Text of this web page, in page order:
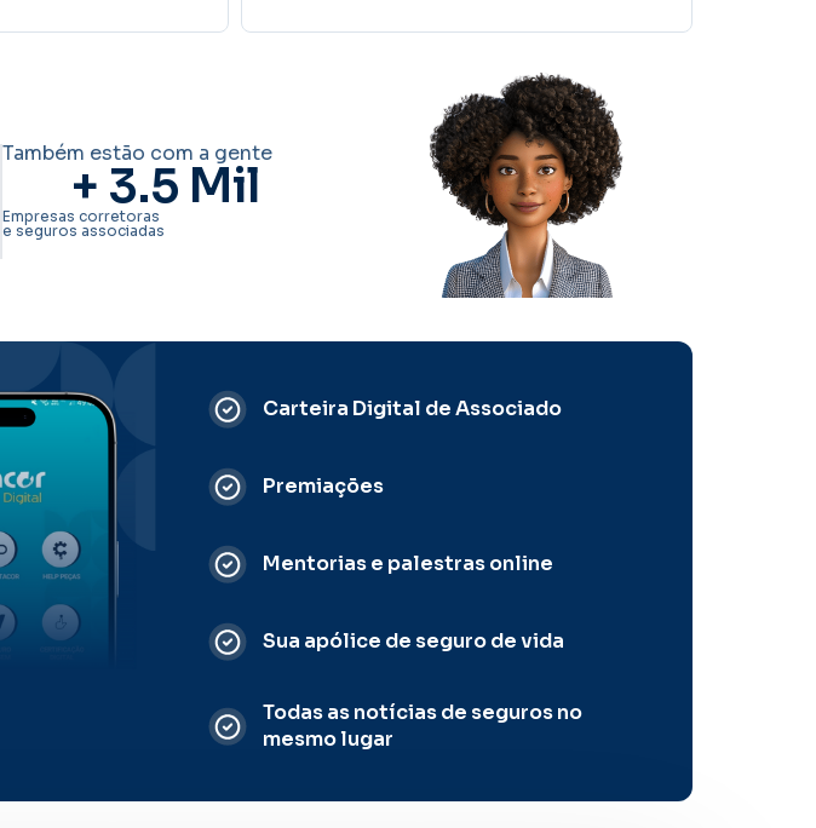
Também estão com a gente
+ 3.5 Mil
Empresas corretoras
e seguros associadas
Carteira Digital de Associado
Premiações
Mentorias e palestras online
Sua apólice de seguro de vida
Todas as notícias de seguros no
mesmo lugar